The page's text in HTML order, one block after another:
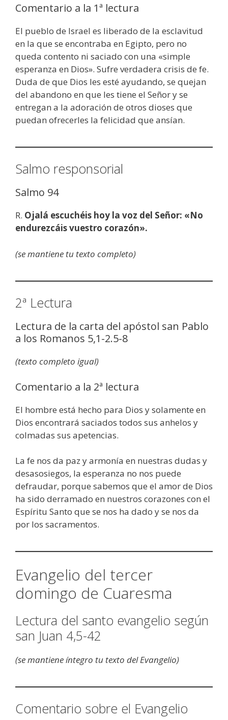
Comentario a la 1ª lectura
El pueblo de Israel es liberado de la esclavitud
en la que se encontraba en Egipto, pero no
queda contento ni saciado con una «simple
esperanza en Dios». Sufre verdadera crisis de fe.
Duda de que Dios les esté ayudando, se quejan
del abandono en que les tiene el Señor y se
entregan a la adoración de otros dioses que
puedan ofrecerles la felicidad que ansían.
Salmo responsorial
Salmo 94
R. Ojalá escuchéis hoy la voz del Señor: «No
endurezcáis vuestro corazón».
(se mantiene tu texto completo)
2ª Lectura
Lectura de la carta del apóstol san Pablo
a los Romanos 5,1-2.5-8
(texto completo igual)
Comentario a la 2ª lectura
El hombre está hecho para Dios y solamente en
Dios encontrará saciados todos sus anhelos y
colmadas sus apetencias.
La fe nos da paz y armonía en nuestras dudas y
desasosiegos, la esperanza no nos puede
defraudar, porque sabemos que el amor de Dios
ha sido derramado en nuestros corazones con el
Espíritu Santo que se nos ha dado y se nos da
por los sacramentos.
Evangelio del tercer
domingo de Cuaresma
Lectura del santo evangelio según
san Juan 4,5-42
(se mantiene íntegro tu texto del Evangelio)
Comentario sobre el Evangelio